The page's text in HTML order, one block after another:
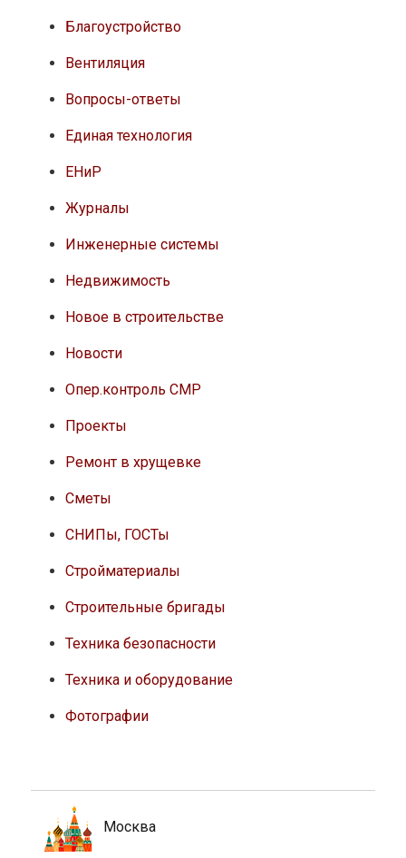
Благоустройство
Вентиляция
Вопросы-ответы
Единая технология
ЕНиР
Журналы
Инженерные системы
Недвижимость
Новое в строительстве
Новости
Опер.контроль СМР
Проекты
Ремонт в хрущевке
Сметы
СНИПы, ГОСТы
Стройматериалы
Строительные бригады
Техника безопасности
Техника и оборудование
Фотографии
Москва